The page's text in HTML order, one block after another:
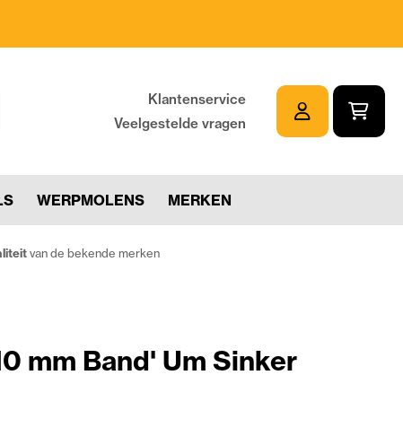
Klantenservice
Veelgestelde vragen
WERPMOLENS MERKEN
van de bekende merken
mm Band' Um Sinker